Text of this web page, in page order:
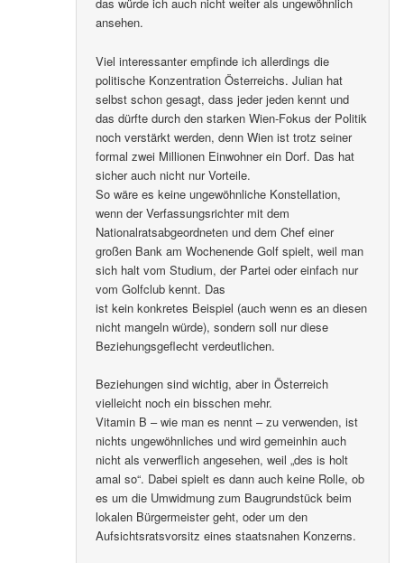
das würde ich auch nicht weiter als ungewöhnlich
ansehen.
Viel interessanter empfinde ich allerdings die
politische Konzentration Österreichs. Julian hat
selbst schon gesagt, dass jeder jeden kennt und
das dürfte durch den starken Wien-Fokus der Politik
noch verstärkt werden, denn Wien ist trotz seiner
formal zwei Millionen Einwohner ein Dorf. Das hat
sicher auch nicht nur Vorteile.
So wäre es keine ungewöhnliche Konstellation,
wenn der Verfassungsrichter mit dem
Nationalratsabgeordneten und dem Chef einer
großen Bank am Wochenende Golf spielt, weil man
sich halt vom Studium, der Partei oder einfach nur
vom Golfclub kennt. Das
ist kein konkretes Beispiel (auch wenn es an diesen
nicht mangeln würde), sondern soll nur diese
Beziehungsgeflecht verdeutlichen.
Beziehungen sind wichtig, aber in Österreich
vielleicht noch ein bisschen mehr.
Vitamin B – wie man es nennt – zu verwenden, ist
nichts ungewöhnliches und wird gemeinhin auch
nicht als verwerflich angesehen, weil „des is holt
amal so“. Dabei spielt es dann auch keine Rolle, ob
es um die Umwidmung zum Baugrundstück beim
lokalen Bürgermeister geht, oder um den
Aufsichtsratsvorsitz eines staatsnahen Konzerns.